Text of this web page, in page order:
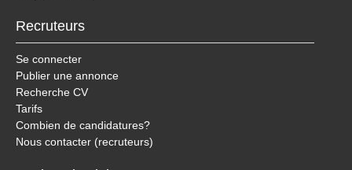
Recruteurs
Se connecter
Publier une annonce
Recherche CV
Tarifs
Combien de candidatures?
Nous contacter (recruteurs)